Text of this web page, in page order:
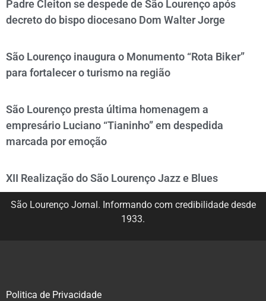
Padre Cleiton se despede de São Lourenço após
decreto do bispo diocesano Dom Walter Jorge
São Lourenço inaugura o Monumento “Rota Biker”
para fortalecer o turismo na região
São Lourenço presta última homenagem a
empresário Luciano “Tianinho” em despedida
marcada por emoção
XII Realização do São Lourenço Jazz e Blues
São Lourenço Jornal. Informando com credibilidade desde
1933.
Politica de Privacidade